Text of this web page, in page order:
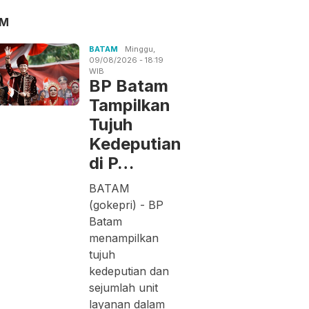
BATAM
Minggu,
09/08/2026 - 18:19
WIB
BP Batam
Tampilkan
Tujuh
Kedeputian
di P…
BATAM
(gokepri) - BP
Batam
menampilkan
tujuh
kedeputian dan
sejumlah unit
layanan dalam